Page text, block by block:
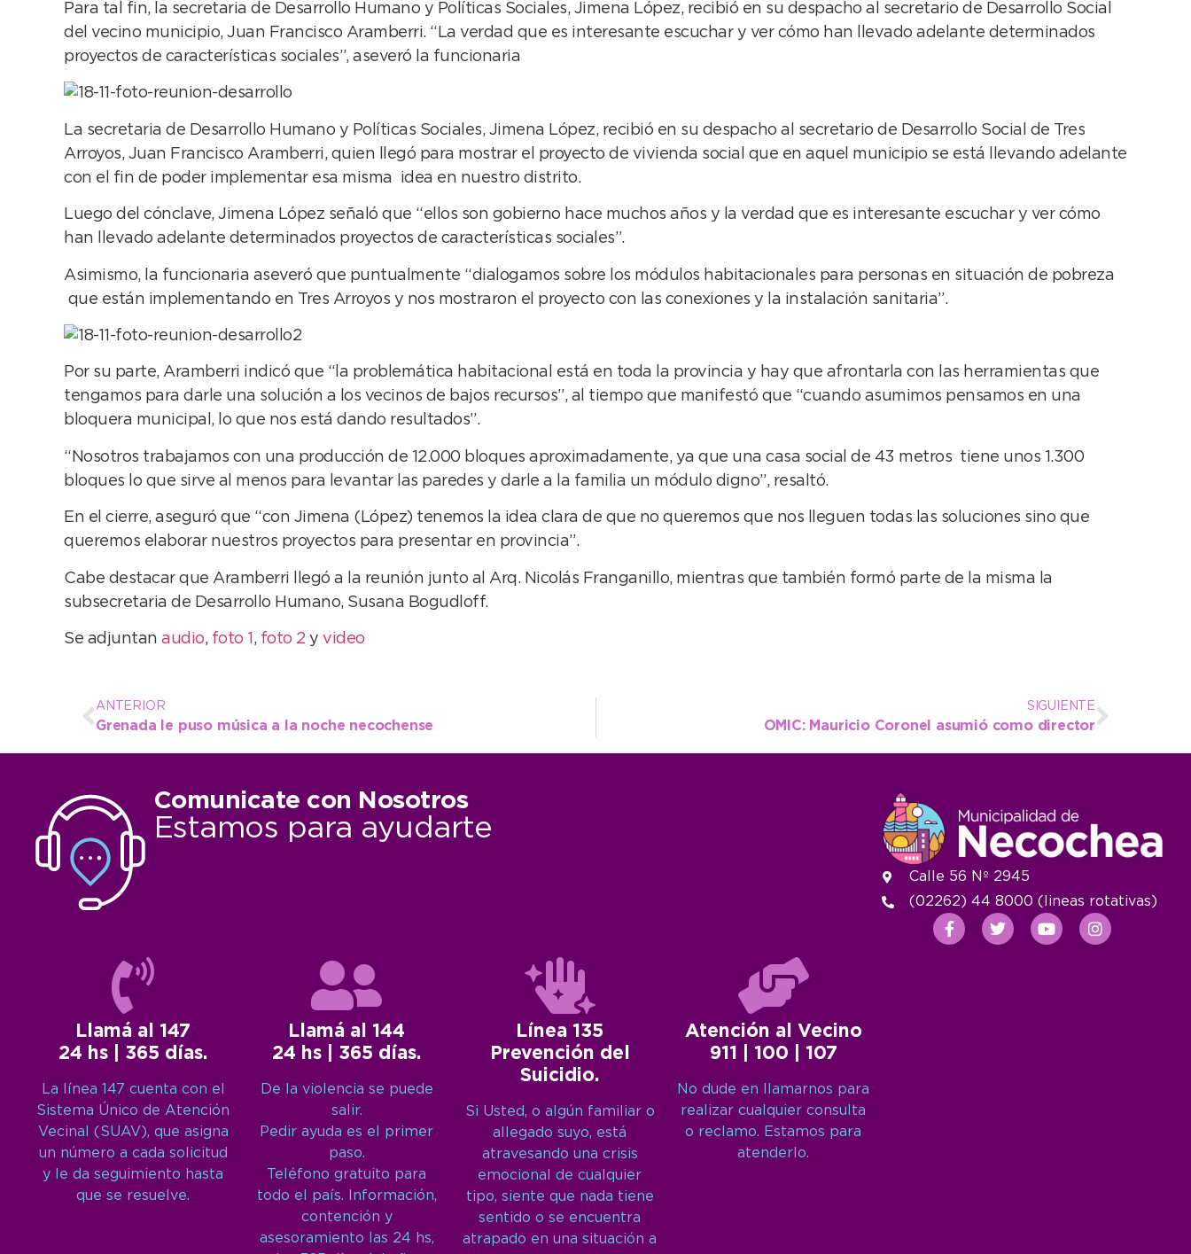
Para tal fin, la secretaria de Desarrollo Humano y Políticas Sociales, Jimena López, recibió en su despacho al secretario de Desarrollo Social
del vecino municipio, Juan Francisco Aramberri. “La verdad que es interesante escuchar y ver cómo han llevado adelante determinados
proyectos de características sociales”, aseveró la funcionaria
La secretaria de Desarrollo Humano y Políticas Sociales, Jimena López, recibió en su despacho al secretario de Desarrollo Social de Tres
Arroyos, Juan Francisco Aramberri, quien llegó para mostrar el proyecto de vivienda social que en aquel municipio se está llevando adelante
con el fin de poder implementar esa misma idea en nuestro distrito.
Luego del cónclave, Jimena López señaló que “ellos son gobierno hace muchos años y la verdad que es interesante escuchar y ver cómo
han llevado adelante determinados proyectos de características sociales”.
Asimismo, la funcionaria aseveró que puntualmente “dialogamos sobre los módulos habitacionales para personas en situación de pobreza
que están implementando en Tres Arroyos y nos mostraron el proyecto con las conexiones y la instalación sanitaria”.
Por su parte, Aramberri indicó que “la problemática habitacional está en toda la provincia y hay que afrontarla con las herramientas que
tengamos para darle una solución a los vecinos de bajos recursos”, al tiempo que manifestó que “cuando asumimos pensamos en una
bloquera municipal, lo que nos está dando resultados”.
“Nosotros trabajamos con una producción de 12.000 bloques aproximadamente, ya que una casa social de 43 metros tiene unos 1.300
bloques lo que sirve al menos para levantar las paredes y darle a la familia un módulo digno”, resaltó.
En el cierre, aseguró que “con Jimena (López) tenemos la idea clara de que no queremos que nos lleguen todas las soluciones sino que
queremos elaborar nuestros proyectos para presentar en provincia”.
Cabe destacar que Aramberri llegó a la reunión junto al Arq. Nicolás Franganillo, mientras que también formó parte de la misma la
subsecretaria de Desarrollo Humano, Susana Bogudloff.
Se adjuntan audio, foto 1 , foto 2 y video
ANTERIOR
Grenada le puso música a la noche necochense
SIGUIENTE
OMIC: Mauricio Coronel asumió como director
Comunicate con Nosotros
Estamos para ayudarte
Llamá al 147
24 hs | 365 días.
La línea 147 cuenta con el
Sistema Único de Atención
Vecinal (SUAV), que asigna
un número a cada solicitud
y le da seguimiento hasta
que se resuelve.
Llamá al 144
24 hs | 365 días.
De la violencia se puede
salir.
Pedir ayuda es el primer
paso.
Teléfono gratuito para
todo el país. Información,
contención y
asesoramiento las 24 hs,
Línea 135
Prevención del
Suicidio.
Si Usted, o algún familiar o
allegado suyo, está
atravesando una crisis
emocional de cualquier
tipo, siente que nada tiene
sentido o se encuentra
atrapado en una situación a
Atención al Vecino
911 | 100 | 107
No dude en llamarnos para
realizar cualquier consulta
o reclamo. Estamos para
atenderlo.
Calle 56 Nº 2945
(02262) 44 8000 (lineas rotativas)